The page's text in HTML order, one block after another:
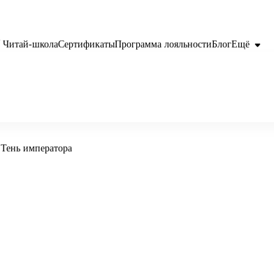
Читай-школаСертификатыПрограмма лояльностиБлогЕщё
Тень императора